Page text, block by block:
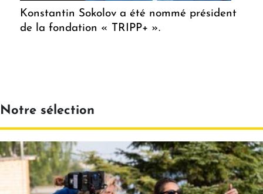
Konstantin Sokolov a été nommé président
de la fondation « TRIPP+ ».
Notre sélection